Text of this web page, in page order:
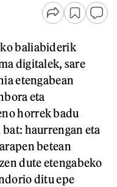
baliabiderik
digitalek, sare
etengabean
eta
horrek badu
haurrengan eta
betean
dute etengabeko
ditu epe